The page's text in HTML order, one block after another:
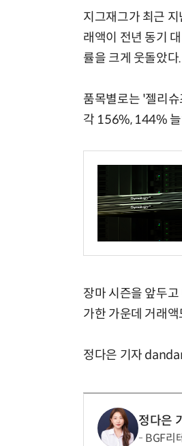
지그재그가 최근
래액이 전년 동기
률을 크게 웃돌았다.
품목별로는 '젤리
각 156%, 144%
장마 시즌을 앞두
가한 가운데 거래
정다은 기자
정다은
BGF리